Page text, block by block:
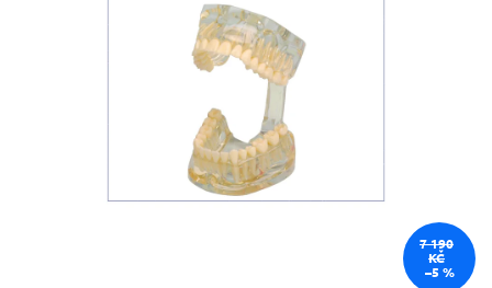
7 190
KČ
–5 %